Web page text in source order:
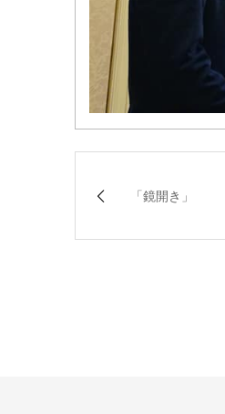
「鏡開き」